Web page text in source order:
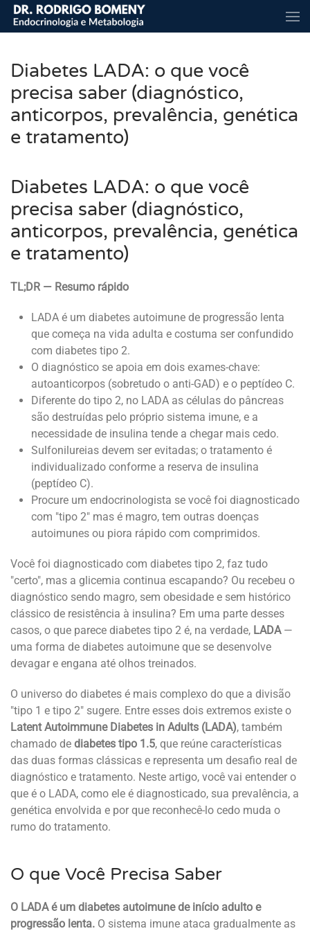
Diabetes LADA: o que você
precisa saber (diagnóstico,
anticorpos, prevalência, genética
e tratamento)
Diabetes LADA: o que você
precisa saber (diagnóstico,
anticorpos, prevalência, genética
e tratamento)
TL;DR — Resumo rápido
LADA é um diabetes autoimune de progressão lenta
que começa na vida adulta e costuma ser confundido
com diabetes tipo 2.
O diagnóstico se apoia em dois exames-chave:
autoanticorpos (sobretudo o anti-GAD) e o peptídeo C.
Diferente do tipo 2, no LADA as células do pâncreas
são destruídas pelo próprio sistema imune, e a
necessidade de insulina tende a chegar mais cedo.
Sulfonilureias devem ser evitadas; o tratamento é
individualizado conforme a reserva de insulina
(peptídeo C).
Procure um endocrinologista se você foi diagnosticado
com "tipo 2" mas é magro, tem outras doenças
autoimunes ou piora rápido com comprimidos.
Você foi diagnosticado com diabetes tipo 2, faz tudo
"certo", mas a glicemia continua escapando? Ou recebeu o
diagnóstico sendo magro, sem obesidade e sem histórico
clássico de resistência à insulina? Em uma parte desses
casos, o que parece diabetes tipo 2 é, na verdade, LADA—
uma forma de diabetes autoimune que se desenvolve
devagar e engana até olhos treinados.
O universo do diabetes é mais complexo do que a divisão
"tipo 1 e tipo 2" sugere. Entre esses dois extremos existe o
Latent Autoimmune Diabetes in Adults (LADA), também
chamado de diabetes tipo 1.5, que reúne características
das duas formas clássicas e representa um desafio real de
diagnóstico e tratamento. Neste artigo, você vai entender o
que é o LADA, como ele é diagnosticado, sua prevalência, a
genética envolvida e por que reconhecê-lo cedo muda o
rumo do tratamento.
O que Você Precisa Saber
O LADA é um diabetes autoimune de início adulto e
progressão lenta. O sistema imune ataca gradualmente as